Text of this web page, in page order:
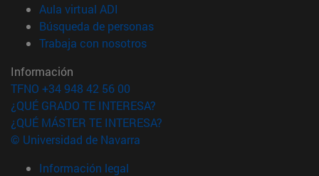
Aula virtual ADI
Búsqueda de personas(abre en nueva ventana)
Trabaja con nosotros(abre en nueva ventana)
Información
TFNO +34 948 42 56 00
¿QUÉ GRADO TE INTERESA?
¿QUÉ MÁSTER TE INTERESA?
© Universidad de Navarra
Información legal